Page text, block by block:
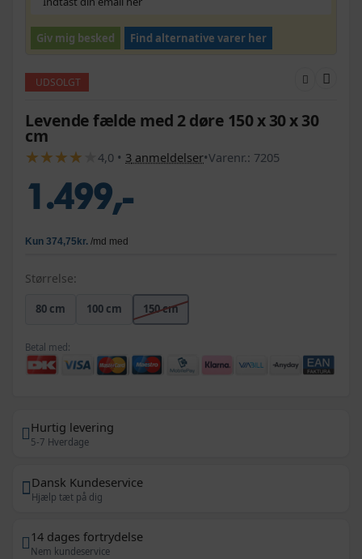
Giv mig besked Find alternative varer her
UDSOLGT
Levende fælde med 2 døre 150 x 30 x 30
cm
★
★★
★★
★★
★ 4,0 • 3 anmeldelser•Varenr.: 7205
1.499,-
Størrelse:
80 cm 100 cm 150 cm
Betal med:
Hurtig levering
5-7 Hverdage
Dansk Kundeservice
Hjælp tæt på dig
14 dages fortrydelse
Nem kundeservice